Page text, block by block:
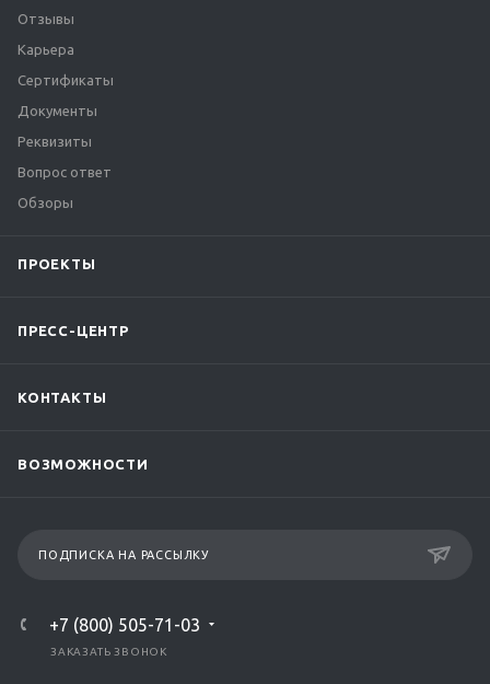
Отзывы
Карьера
Сертификаты
Документы
Реквизиты
Вопрос ответ
Обзоры
ПРОЕКТЫ
ПРЕСС-ЦЕНТР
КОНТАКТЫ
ВОЗМОЖНОСТИ
ПОДПИСКА НА РАССЫЛКУ
+7 (800) 505-71-03
ЗАКАЗАТЬ ЗВОНОК